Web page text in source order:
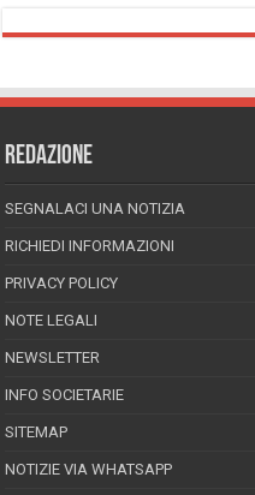
REDAZIONE
SEGNALACI UNA NOTIZIA
RICHIEDI INFORMAZIONI
PRIVACY POLICY
NOTE LEGALI
NEWSLETTER
INFO SOCIETARIE
SITEMAP
NOTIZIE VIA WHATSAPP